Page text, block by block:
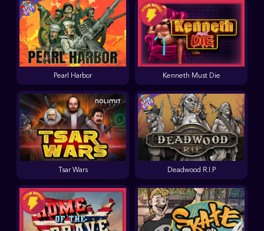
Tsar Wars Deadwood R.I.P
Kenneth Must Die
Pearl Harbor